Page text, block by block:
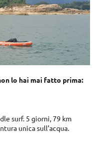
lo hai mai fatto prima:
surf. 5 giorni, 79 km
unica sull’acqua.